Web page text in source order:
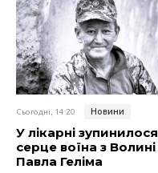
Сьогодні, 14:20 Новини
У лікарні зупинилося
серце воїна з Волині
Павла Геліма